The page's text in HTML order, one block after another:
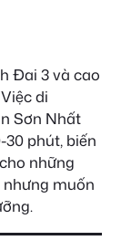
Đai 3 và cao
di
Sơn Nhất
phút, biến
những
muốn